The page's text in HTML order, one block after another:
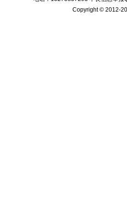
Copyright © 2012-